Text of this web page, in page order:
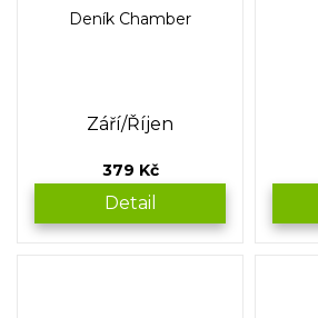
Deník Chamber
Září/Říjen
379 Kč
Detail